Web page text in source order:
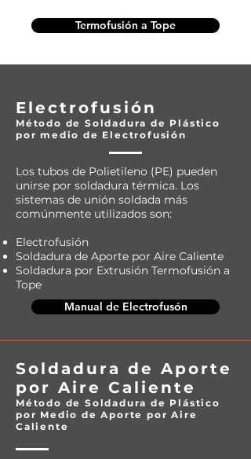
Termofusión a Tope
Electrofusión
Método de Soldadura de Plástico
por medio de Electrofusión
Los tubos de Polietileno (PE) pueden
unirse por soldadura térmica. Los
sistemas de unión soldada más
comúnmente utilizados son:
Electrofusión
Soldadura de Aporte por Aire Caliente
Soldadura por Extrusión Termofusión a
Tope
Manual de Electrofusón
Soldadura de Aporte
por Aire Caliente
Método de Soldadura de Plástico
por Medio de Aporte por Aire
Caliente